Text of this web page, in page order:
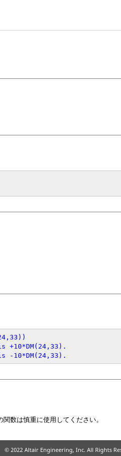
+10*DM(24,33).
-10*DM(24,33).
数は慎重に使用してください。
© 2022 Altair Engineering, Inc. All Rights